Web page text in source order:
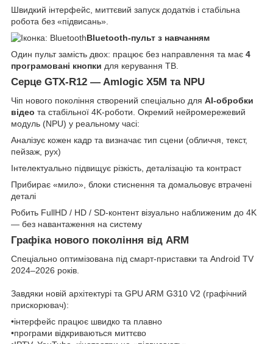
Швидкий інтерфейс, миттєвий запуск додатків і стабільна
робота без «підвисань».
Bluetooth-пульт з навчанням
Один пульт замість двох: працює без направлення та має 4
програмовані кнопки для керування ТВ.
Серце GTX-R12 — Amlogic X5M та NPU
Чіп нового покоління створений спеціально для AI-обробки
відео та стабільної 4K-роботи. Окремий нейромережевий
модуль (NPU) у реальному часі:
Аналізує кожен кадр та визначає тип сцени (обличчя, текст,
пейзаж, рух)
Інтелектуально підвищує різкість, деталізацію та контраст
Прибирає «мило», блоки стиснення та домальовує втрачені
деталі
Робить FullHD / HD / SD-контент візуально наближеним до 4K
— без навантаження на систему
Графіка нового покоління від ARM
Спеціально оптимізована під смарт-приставки та Android TV
2024–2026 років.
Завдяки новій архітектурі та GPU ARM G310 V2 (графічний
прискорювач):
•інтерфейс працює швидко та плавно
•програми відкриваються миттєво